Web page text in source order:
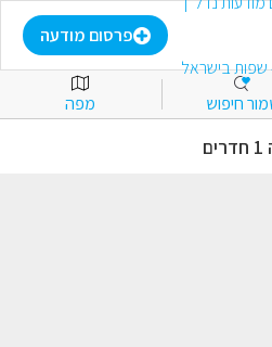
פרסום מודעה
חיפוש מפה